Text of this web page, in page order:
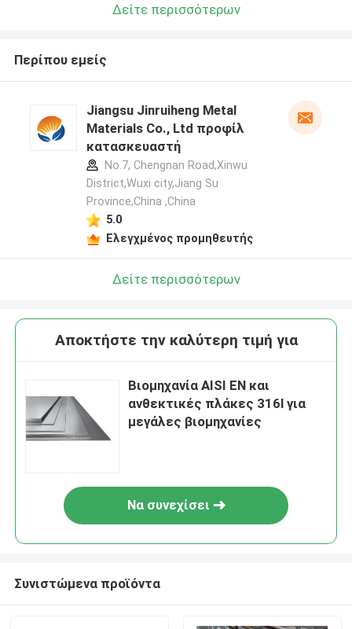
Δείτε περισσότερων
Περίπου εμείς
Jiangsu Jinruiheng Metal
Materials Co., Ltd προφίλ
κατασκευαστή
No.7, Chengnan Road,Xinwu
District,Wuxi city,Jiang Su
Province,China ,China
5.0
Ελεγχμένος προμηθευτής
Δείτε περισσότερων
Αποκτήστε την καλύτερη τιμή για
Βιομηχανία AISI EN και
ανθεκτικές πλάκες 316l για
μεγάλες βιομηχανίες
Να συνεχίσει
Συνιστώμενα προϊόντα